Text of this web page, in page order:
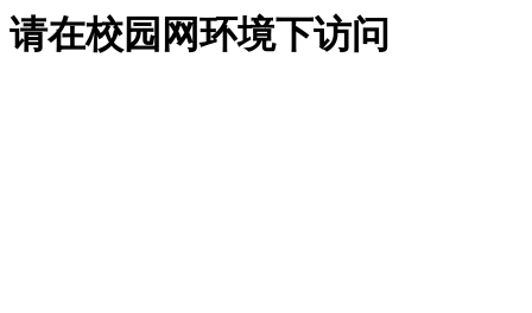
请在校园网环境下访问